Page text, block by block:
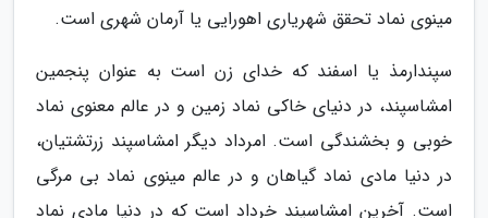
مینوی نماد تحقق شهریاری اهورایی یا آرمان شهری است.
سپندارمذ یا اسفند که خدای زن است به عنوان پنجمین
امشاسپند، در دنیای خاکی نماد زمین و در عالم معنوی نماد
خوبی و بخشندگی است. امرداد دیگر امشاسپند زرتشتیان،
در دنیا مادی نماد گیاهان و در عالم مینوی نماد بی مرگی
است. آخرین امشاسپند خرداد است که در دنیا مادی نماد